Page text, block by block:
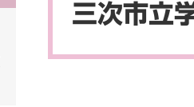
三次市立